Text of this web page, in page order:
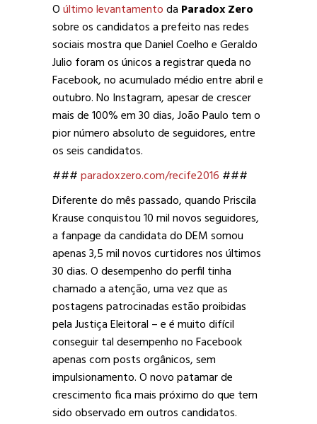
Oúltimo levantamentoda Paradox Zero
sobre os candidatos a prefeito nas redes
sociais mostra que Daniel Coelho e Geraldo
Julio foram os únicos a registrar queda no
Facebook, no acumulado médio entre abril e
outubro. No Instagram, apesar de crescer
mais de 100% em 30 dias, João Paulo tem o
pior número absoluto de seguidores, entre
os seis candidatos.
###paradoxzero.com/recife2016 ###
Diferente do mês passado, quando Priscila
Krause conquistou 10 mil novos seguidores,
a fanpage da candidata do DEM somou
apenas 3,5 mil novos curtidores nos últimos
30 dias. O desempenho do perfil tinha
chamado a atenção, uma vez que as
postagens patrocinadas estão proibidas
pela Justiça Eleitoral – e é muito difícil
conseguir tal desempenho no Facebook
apenas com posts orgânicos, sem
impulsionamento. O novo patamar de
crescimento fica mais próximo do que tem
sido observado em outros candidatos.